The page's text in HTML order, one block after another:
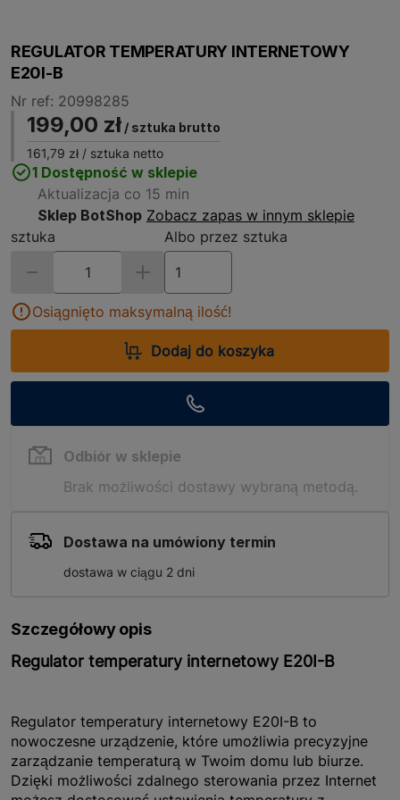
REGULATOR TEMPERATURY INTERNETOWY
E20I-B
Nr ref: 20998285
199,00 zł / sztuka brutto
161,79 zł / sztuka netto
1 Dostępność w sklepie
Aktualizacja co 15 min
Sklep BotShop Zobacz zapas w innym sklepie
sztuka
Albo przez sztuka
Osiągnięto maksymalną ilość!
Dodaj do koszyka
Odbiór w sklepie
Brak możliwości dostawy wybraną metodą.
Dostawa na umówiony termin
dostawa w ciągu 2 dni
Szczegółowy opis
Regulator temperatury internetowy E20I-B
Regulator temperatury internetowy E20I-B to
nowoczesne urządzenie, które umożliwia precyzyjne
zarządzanie temperaturą w Twoim domu lub biurze.
Dzięki możliwości zdalnego sterowania przez Internet